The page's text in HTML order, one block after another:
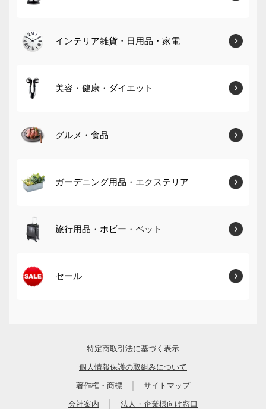
インテリア雑貨・日用品・家電
美容・健康・ダイエット
グルメ・食品
ガーデニング用品・エクステリア
旅行用品・ホビー・ペット
セール
特定商取引法に基づく表示
個人情報保護の取組みについて
著作権・商標 サイトマップ
会社案内 法人・企業様向け窓口